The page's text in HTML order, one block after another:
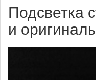
Подсветка
и